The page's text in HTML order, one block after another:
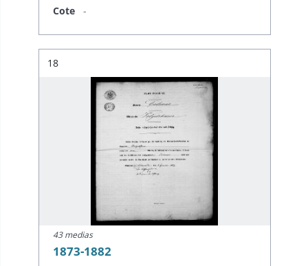
Cote
-
Résultat n°
18
43 medias
1873-1882